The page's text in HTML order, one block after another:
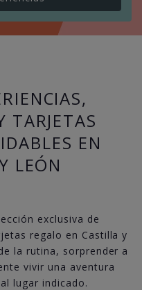
TARJETAS
EN
LEÓN
exclusiva de
regalo en Castilla y
la rutina, sorprender a
vivir una aventura
lugar indicado.